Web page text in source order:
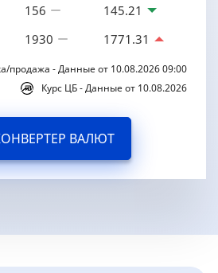
156 145.21
1930 1771.31
продажа - Данные от 10.08.2026 09:00
Курс ЦБ - Данные от 10.08.2026
ВАЛЮТ